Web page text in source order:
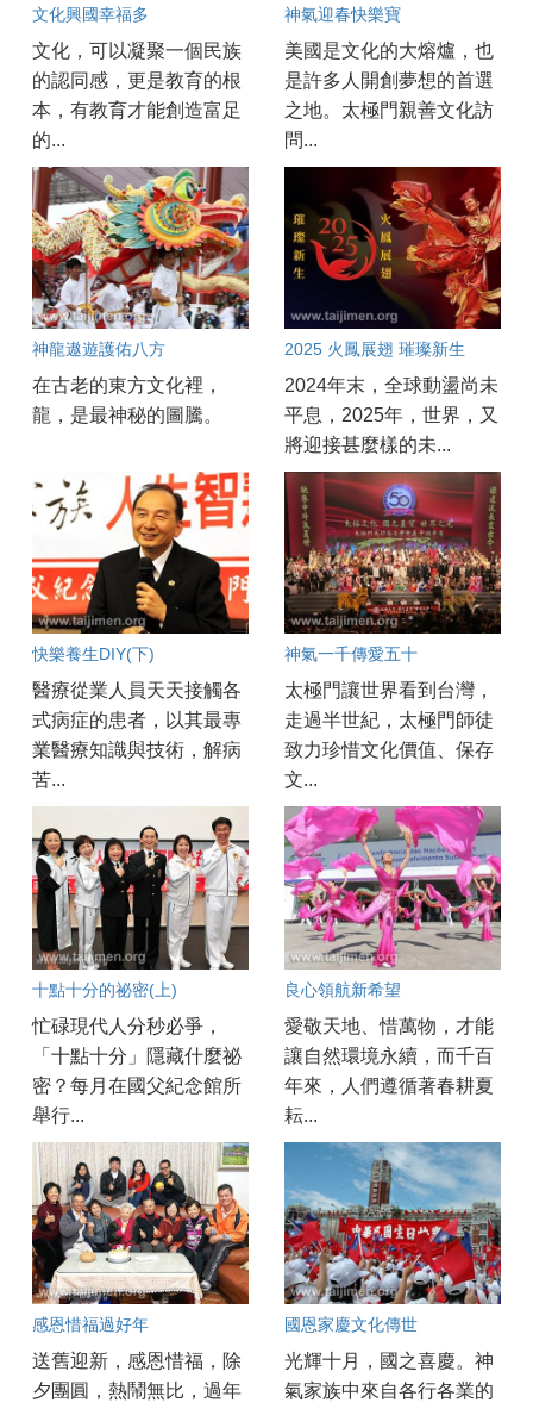
文化興國幸福多
文化，可以凝聚一個民族
的認同感，更是教育的根
本，有教育才能創造富足
的...
神氣迎春快樂寶
美國是文化的大熔爐，也
是許多人開創夢想的首選
之地。太極門親善文化訪
問...
神龍遨遊護佑八方
在古老的東方文化裡，
龍，是最神秘的圖騰。
2025 火鳳展翅 璀璨新生
2024年末，全球動盪尚未
平息，2025年，世界，又
將迎接甚麼樣的未...
快樂養生DIY(下)
醫療從業人員天天接觸各
式病症的患者，以其最專
業醫療知識與技術，解病
苦...
神氣一千傳愛五十
太極門讓世界看到台灣，
走過半世紀，太極門師徒
致力珍惜文化價值、保存
文...
十點十分的祕密(上)
忙碌現代人分秒必爭，
「十點十分」隱藏什麼祕
密？每月在國父紀念館所
舉行...
良心領航新希望
愛敬天地、惜萬物，才能
讓自然環境永續，而千百
年來，人們遵循著春耕夏
耘...
感恩惜福過好年
送舊迎新，感恩惜福，除
夕團圓，熱鬧無比，過年
國恩家慶文化傳世
光輝十月，國之喜慶。神
氣家族中來自各行各業的